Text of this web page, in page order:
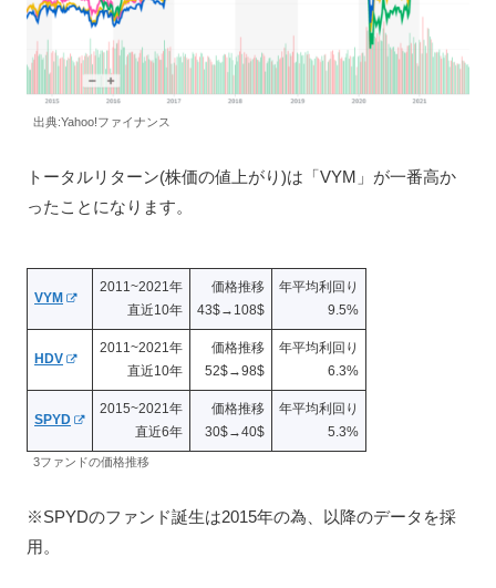
出典:Yahoo!ファイナンス
トータルリターン(株価の値上がり)は「VYM」が一番高か
ったことになります。
VYM
2011~2021年
直近10年
価格推移
43$→108$
年平均利回り
9.5%
HDV
2011~2021年
直近10年
価格推移
52$→98$
年平均利回り
6.3%
SPYD
2015~2021年
直近6年
価格推移
30$→40$
年平均利回り
5.3%
3ファンドの価格推移
※SPYDのファンド誕生は2015年の為、以降のデータを採
用。